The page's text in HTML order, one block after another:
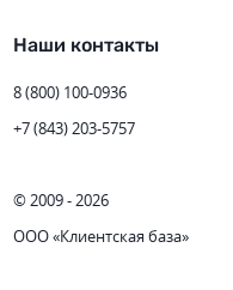
Наши контакты
8 (800) 100-0936
+7 (843) 203-5757
© 2009 - 2026
ООО «Клиентская база»